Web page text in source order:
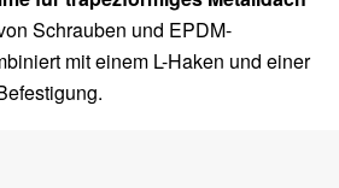
Schrauben und EPDM-
mit einem L-Haken und einer